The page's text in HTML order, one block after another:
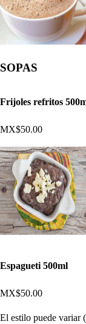
SOPAS
Frijoles refritos
MX$50.00
Espagueti 500ml
MX$50.00
El estilo puede variar